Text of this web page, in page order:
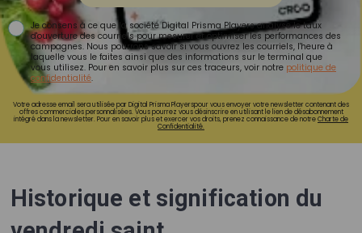
Je consens à ce que la société Digital Prisma Players analyse le taux
d'ouverture des courriels pour mesurer et optimiser les performances des
campagnes. Nous pourrons savoir si vous ouvrez les courriels, l'heure à
laquelle vous le faites ainsi que des informations sur le terminal que
vous utilisez. Pour en savoir plus sur ces traceurs, voir notre politique de
confidentialité.
Votre adresse email sera utilisée par Digital Prisma Playerspour vous envoyer votre newsletter contenant des
offres commerciales personnalisées. Vous pourrez vous désinscrire en utilisant le lien de désabonnement
intégré dans la newsletter. Pour en savoir plus et exercer vos droits, prenez connaissance de notreCharte de
Confidentialité.
Historique et signification du